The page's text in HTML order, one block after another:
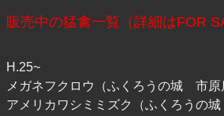
販売中の猛禽一覧（詳細はFOR
H.25~
メガネフクロウ（ふくろうの城 市
アメリカワシミミズク（ふくろうの